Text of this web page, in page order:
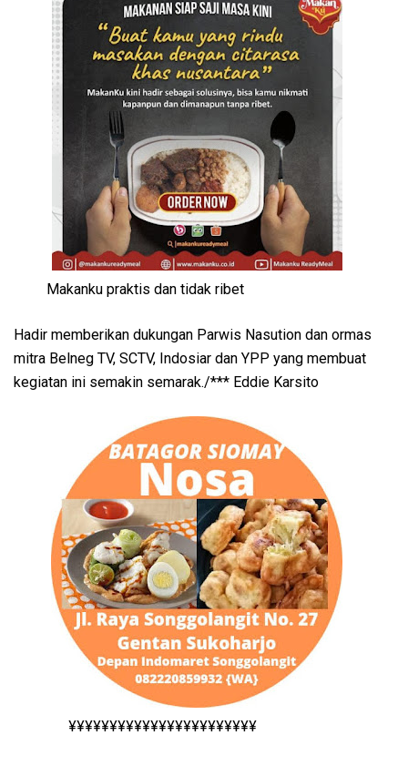
Makanku praktis dan tidak ribet
Hadir memberikan dukungan Parwis Nasution dan ormas
mitra Belneg TV, SCTV, Indosiar dan YPP yang membuat
kegiatan ini semakin semarak./*** Eddie Karsito
¥¥¥¥¥¥¥¥¥¥¥¥¥¥¥¥¥¥¥¥¥¥¥